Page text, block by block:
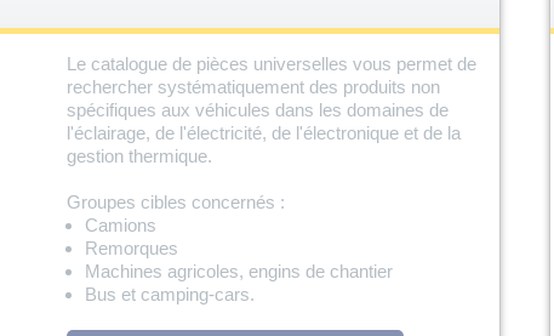
Le catalogue de pièces universelles vous permet de
rechercher systématiquement des produits non
spécifiques aux véhicules dans les domaines de
l'éclairage, de l'électricité, de l'électronique et de la
gestion thermique.
Groupes cibles concernés :
Camions
Remorques
Machines agricoles, engins de chantier
Bus et camping-cars.